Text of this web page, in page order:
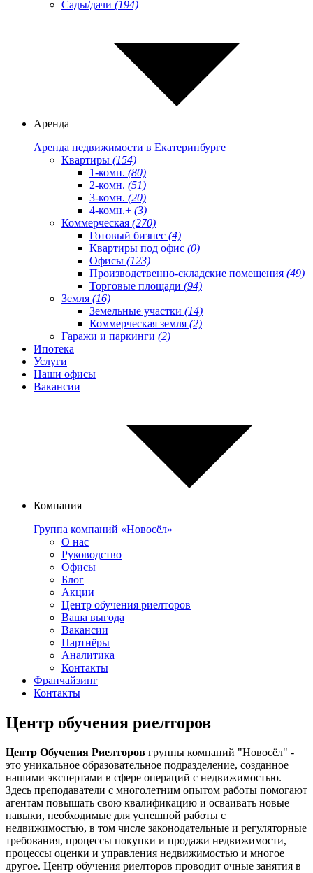
Сады/дачи (194)
Аренда
Аренда недвижимости в Екатеринбурге
Квартиры (154)
1-комн. (80)
2-комн. (51)
3-комн. (20)
4-комн.+ (3)
Коммерческая (270)
Готовый бизнес (4)
Квартиры под офис (0)
Офисы (123)
Производственно-складские помещения (49)
Торговые площади (94)
Земля (16)
Земельные участки (14)
Коммерческая земля (2)
Гаражи и паркинги (2)
Ипотека
Услуги
Наши офисы
Вакансии
Компания
Группа компаний «Новосёл»
О нас
Руководство
Офисы
Блог
Акции
Центр обучения риелторов
Ваша выгода
Вакансии
Партнёры
Аналитика
Контакты
Франчайзинг
Контакты
Центр обучения риелторов
Центр Обучения Риелторов группы компаний "Новосёл" -
это уникальное образовательное подразделение, созданное
нашими экспертами в сфере операций с недвижимостью.
Здесь преподаватели с многолетним опытом работы помогают
агентам повышать свою квалификацию и осваивать новые
навыки, необходимые для успешной работы с
недвижимостью, в том числе законодательные и регуляторные
требования, процессы покупки и продажи недвижимости,
процессы оценки и управления недвижимостью и многое
другое. Центр обучения риелторов проводит очные занятия в